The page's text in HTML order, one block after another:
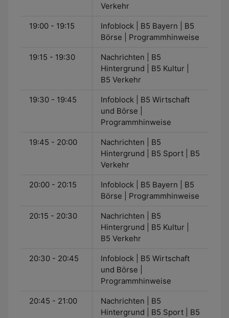
Verkehr
19:00 - 19:15
Infoblock | B5 Bayern | B5
Börse | Programmhinweise
19:15 - 19:30
Nachrichten | B5
Hintergrund | B5 Kultur |
B5 Verkehr
19:30 - 19:45
Infoblock | B5 Wirtschaft
und Börse |
Programmhinweise
19:45 - 20:00
Nachrichten | B5
Hintergrund | B5 Sport | B5
Verkehr
20:00 - 20:15
Infoblock | B5 Bayern | B5
Börse | Programmhinweise
20:15 - 20:30
Nachrichten | B5
Hintergrund | B5 Kultur |
B5 Verkehr
20:30 - 20:45
Infoblock | B5 Wirtschaft
und Börse |
Programmhinweise
20:45 - 21:00
Nachrichten | B5
Hintergrund | B5 Sport | B5